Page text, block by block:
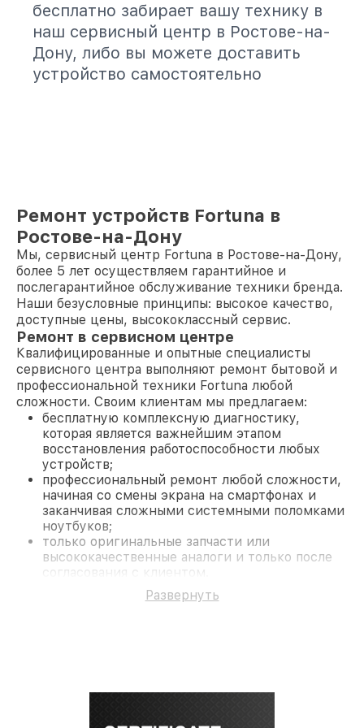
бесплатно забирает вашу технику в
наш сервисный центр в Ростове-на-
Дону, либо вы можете доставить
устройство самостоятельно
Ремонт устройств Fortuna в
Ростове-на-Дону
Мы, сервисный центр Fortuna в Ростове-на-Дону,
более 5 лет осуществляем гарантийное и
послегарантийное обслуживание техники бренда.
Наши безусловные принципы: высокое качество,
доступные цены, высококлассный сервис.
Ремонт в сервисном центре
Квалифицированные и опытные специалисты
сервисного центра выполняют ремонт бытовой и
профессиональной техники Fortuna любой
сложности. Своим клиентам мы предлагаем:
бесплатную комплексную диагностику,
которая является важнейшим этапом
восстановления работоспособности любых
устройств;
профессиональный ремонт любой сложности,
начиная со смены экрана на смартфонах и
заканчивая сложными системными поломками
ноутбуков;
только оригинальные запчасти или
высококачественные аналоги и только после
согласования с клиентом.
На все работы и замененные комплектующие
предоставляется длительная гарантия. В случае
Развернуть